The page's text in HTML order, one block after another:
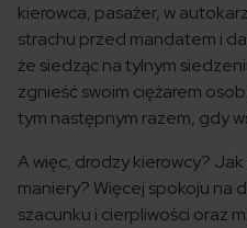
kierowca, pasażer, w
strachu przed mandatem i
że siedząc na tylnym
zgnieść swoim ciężarem
tym następnym razem, gdy
A więc, drodzy kierowcy?
maniery? Więcej spokoju na
szacunku i cierpliwości oraz